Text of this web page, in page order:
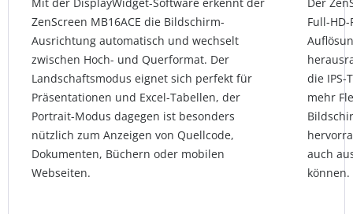
ZenScreen MB16ACE die Bildschirm-
Ausrichtung automatisch und wechselt
zwischen Hoch- und Querformat. Der
Landschaftsmodus eignet sich perfekt für
Präsentationen und Excel-Tabellen, der
Portrait-Modus dagegen ist besonders
nützlich zum Anzeigen von Quellcode,
Dokumenten, Büchern oder mobilen
Webseiten.
Full-
die IPS-
mehr
auch
können.